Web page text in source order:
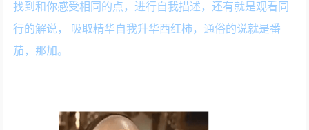
找到和你感受相同的点，进行自我描述，还有就是观看同
行的解说， 吸取精华自我升华西红柿，通俗的说就是番
茄，那加。